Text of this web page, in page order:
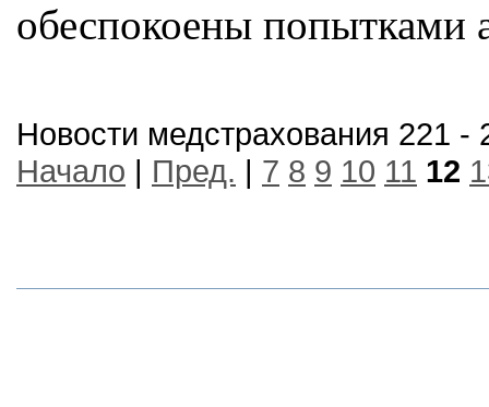
обеспокоены попытками
Новости медстрахования 221 -
Начало | Пред. | 7 8 9 10 11 12